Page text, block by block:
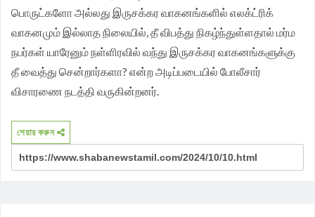
பொருட்களோ அல்லது இருசக்கர வாகனங்களில் எலக்ட்ரிக்
வாகனமும் இல்லாத நிலையில், தீ விபத்து நிகழ்ந்துள்ளதால் மர்ம
நபர்கள் யாரேனும் நள்ளிரவில் வந்து இருசக்கர வாகனங்களுக்கு
தீ வைத்து சென்றார்களா? என்ற அடிப்படையில் போலீசார்
விசாரணை நடத்தி வருகின்றனர்.
শেয়ার করুন